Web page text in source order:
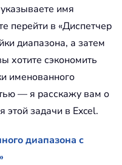
имя
перейти в «Диспетчер
диапазона, а затем
хотите сэкономить
именованного
— я расскажу вам о
этой задачи в Excel.
диапазона с